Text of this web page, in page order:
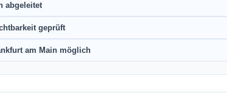
abgeleitet
geprüft
am Main möglich